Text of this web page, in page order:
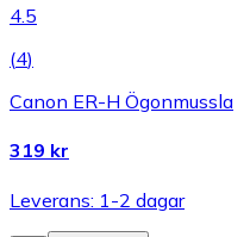
4.5
(4)
Canon ER-H Ögonmussla
319 kr
Leverans: 1-2 dagar